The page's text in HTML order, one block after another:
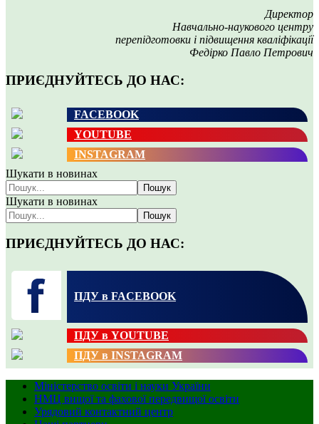
Директор
Навчально-наукового центру
перепідготовки і підвищення кваліфікації
Федірко Павло Петрович
ПРИЄДНУЙТЕСЬ ДО НАС:
FACEBOOK
YOUTUBE
INSTAGRAM
Шукати в новинах
Пошук
Шукати в новинах
Пошук
ПРИЄДНУЙТЕСЬ ДО НАС:
ПДУ в FACEBOOK
ПДУ в YOUTUBE
ПДУ в INSTAGRAM
Міністерство освіти і науки України
НМЦ вищої та фахової передвищої освіти
Урядовий контактний центр